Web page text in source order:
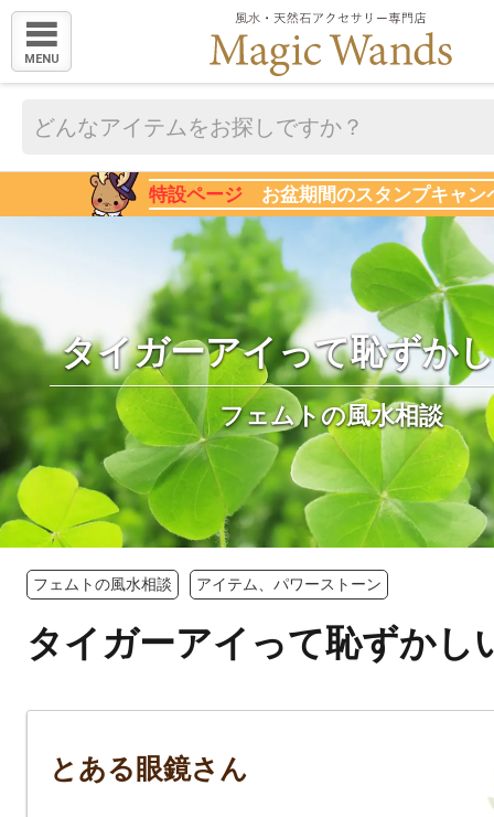
MENU
特設ページ お盆期間のスタンプキャン
タイガーアイって恥ずか
フェムトの風水相談
フェムトの風水相談 アイテム、パワーストーン
タイガーアイって恥ずかし
とある眼鏡さん